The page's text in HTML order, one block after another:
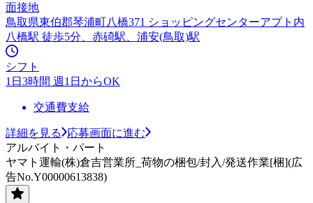
面接地
鳥取県東伯郡琴浦町八橋371 ショッピングセンターアプト内
八橋駅 徒歩5分、赤碕駅、浦安(鳥取)駅
シフト
1日3時間 週1日からOK
交通費支給
詳細を見る
応募画面に進む
アルバイト・パート
ヤマト運輸(株)倉吉営業所_荷物の梱包/封入/発送作業[梱](広
告No.Y00000613838)